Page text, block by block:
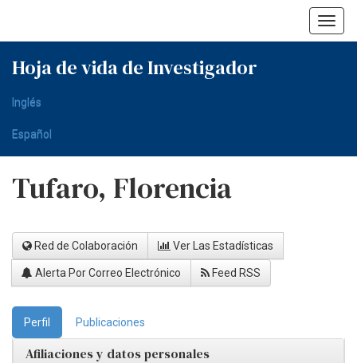
Hoja de vida de Investigador
Inglés
Español
Tufaro, Florencia
Red de Colaboración Ver Las Estadísticas
Alerta Por Correo Electrónico Feed RSS
Perfil Publicaciones
Afiliaciones y datos personales